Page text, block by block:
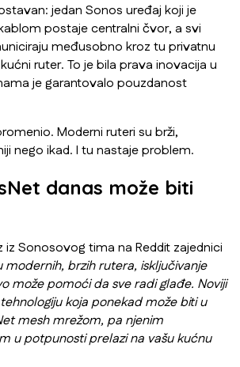
jedan Sonos uređaj koji je
postaje centralni čvor, a svi
međusobno kroz tu privatnu
ruter. To je bila prava inovacija u
je garantovalo pouzdanost
Moderni ruteri su brži,
nego ikad. I tu nastaje problem.
danas može biti
iz Sonosovog tima na Reddit zajednici
modernih, brzih rutera, isključivanje
može pomoći da sve radi glađe. Noviji
koja ponekad može biti u
mesh mrežom, pa njenim
u potpunosti prelazi na vašu kućnu